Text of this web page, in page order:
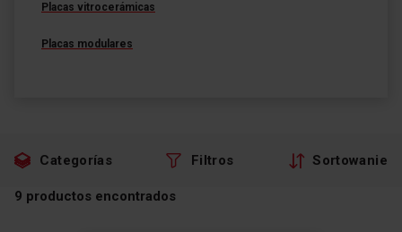
Placas vitrocerámicas
Placas modulares
Categorías Filtros Sortowanie
9 productos encontrados